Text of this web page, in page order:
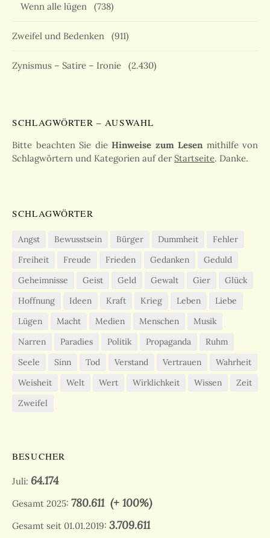
Wenn alle lügen (738)
Zweifel und Bedenken (911)
Zynismus – Satire – Ironie (2.430)
SCHLAGWÖRTER – AUSWAHL
Bitte beachten Sie dieHinweise zum Lesenmithilfe von
Schlagwörtern und Kategorien auf der Startseite. Danke.
SCHLAGWÖRTER
Angst Bewusstsein Bürger Dummheit
Fehler
Freiheit
Freude Frieden Gedanken
Geduld
Geheimnisse
Geist Geld Gewalt Gier
Glück
Hoffnung
Ideen Kraft Krieg Leben
Liebe
Lügen
Macht Medien Menschen
Musik
Narren
Paradies Politik Propaganda
Ruhm
Seele
Sinn Tod Verstand Vertrauen
Wahrheit
Weisheit
Welt Wert Wirklichkeit Wissen
Zeit
Zweifel
BESUCHER
Juli: 64.174
Gesamt 2025: 780.611(+ 100%)
Gesamt seit 01.01.2019: 3.709.611